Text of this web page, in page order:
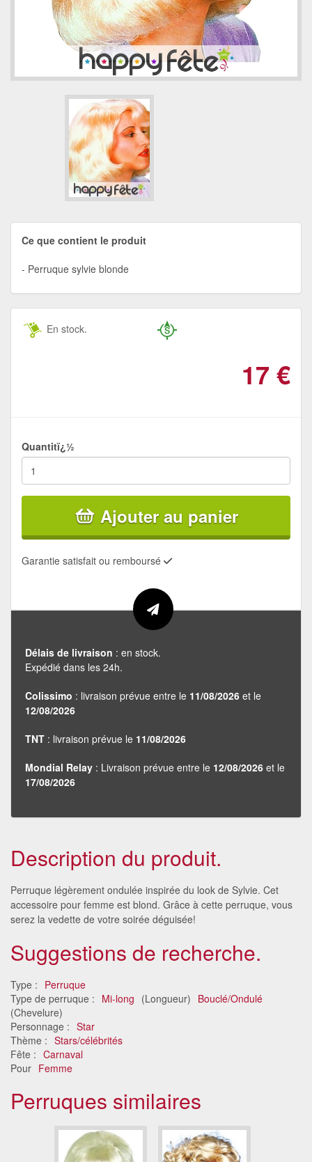
Ce que contient le produit
Perruque sylvie blonde
En stock.
17 €
Quantitï¿½
Ajouter au panier
Garantie satisfait ou remboursé
Délais de livraison : en stock.
Expédié dans les 24h.
Colissimo : livraison prévue entre le 11/08/2026 et le
12/08/2026
TNT : livraison prévue le 11/08/2026
Mondial Relay : Livraison prévue entre le 12/08/2026 et le
17/08/2026
Description du produit.
Perruque légèrement ondulée inspirée du look de Sylvie. Cet
accessoire pour femme est blond. Grâce à cette perruque, vous
serez la vedette de votre soirée déguisée!
Suggestions de recherche.
Type : Perruque
Type de perruque : Mi-long (Longueur) Bouclé/Ondulé
(Chevelure)
Personnage : Star
Thème : Stars/célébrités
Fête : Carnaval
Pour Femme
Perruques similaires